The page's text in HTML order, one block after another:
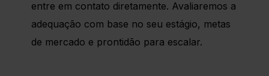
entre em contato diretamente. Avaliaremos a
adequação com base no seu estágio, metas
de mercado e prontidão para escalar.